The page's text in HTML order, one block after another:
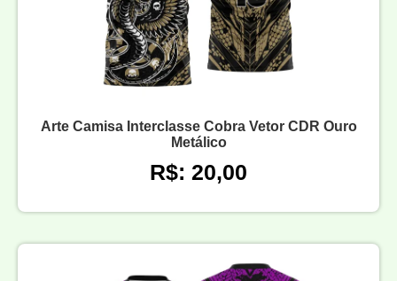
Arte Camisa Interclasse Cobra Vetor CDR Ouro
Metálico
R$: 20,00